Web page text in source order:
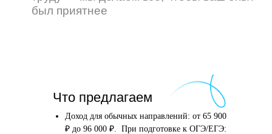
Что предлагаем
Доход для обычных направлений: от 65 900
₽ до 96 000 ₽. При подготовке к ОГЭ/ЕГЭ:
после того, как вы
оставите заявку